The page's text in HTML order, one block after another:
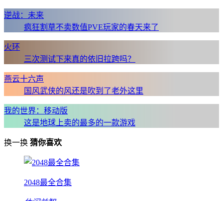
逆战：未来
疯狂割草不卖数值PVE玩家的春天来了
火环
三次测试下来真的依旧拉跨吗？
燕云十六声
国风武侠的风还是吹到了老外这里
我的世界：移动版
这是地球上卖的最多的一款游戏
换一换 猜你喜欢
2048最全合集